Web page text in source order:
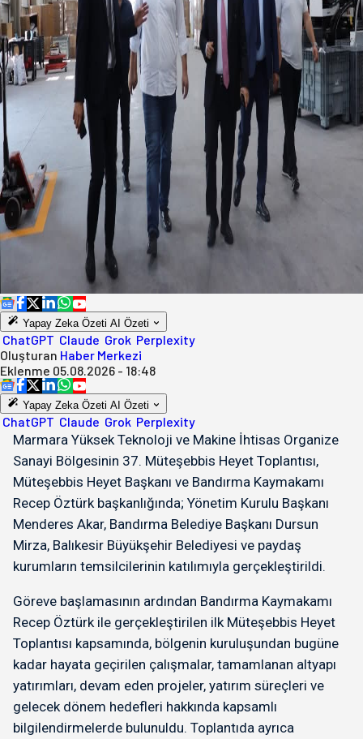
Yapay Zeka Özeti AI Özeti
ChatGPT Claude Grok Perplexity
Oluşturan Haber Merkezi
Eklenme 05.08.2026 - 18:48
Yapay Zeka Özeti AI Özeti
ChatGPT Claude Grok Perplexity
Marmara Yüksek Teknoloji ve Makine İhtisas Organize
Sanayi Bölgesinin 37. Müteşebbis Heyet Toplantısı,
Müteşebbis Heyet Başkanı ve Bandırma Kaymakamı
Recep Öztürk başkanlığında; Yönetim Kurulu Başkanı
Menderes Akar, Bandırma Belediye Başkanı Dursun
Mirza, Balıkesir Büyükşehir Belediyesi ve paydaş
kurumların temsilcilerinin katılımıyla gerçekleştirildi.
Göreve başlamasının ardından Bandırma Kaymakamı
Recep Öztürk ile gerçekleştirilen ilk Müteşebbis Heyet
Toplantısı kapsamında, bölgenin kuruluşundan bugüne
kadar hayata geçirilen çalışmalar, tamamlanan altyapı
yatırımları, devam eden projeler, yatırım süreçleri ve
gelecek dönem hedefleri hakkında kapsamlı
bilgilendirmelerde bulunuldu. Toplantıda ayrıca